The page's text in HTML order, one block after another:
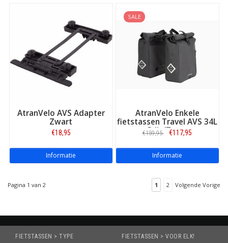
AtranVelo AVS Adapter
Zwart
€18,95
Informatie
SALE
AtranVelo Enkele
fietstassen Travel AVS 34L
Grijs/Zwart
€159,95 €117,95
Informatie
Pagina 1 van 2 1 2 Volgende Vorige
FIETSTASSEN > TYPE FIETSTASSEN > VOOR ELK!